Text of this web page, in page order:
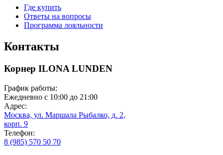
Где купить
Ответы на вопросы
Программа лояльности
Контакты
Корнер ILONA LUNDEN
График работы:
Ежедневно с 10:00 до 21:00
Адрес:
Москва, ул. Маршала Рыбалко, д. 2,
корп. 9
Телефон:
8 (985) 570 50 70